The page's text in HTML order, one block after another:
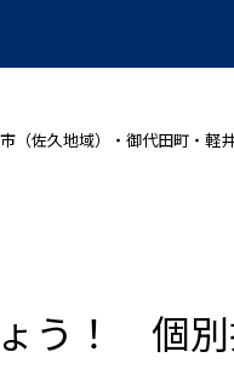
佐久地域）・御代田町
う！ 個別